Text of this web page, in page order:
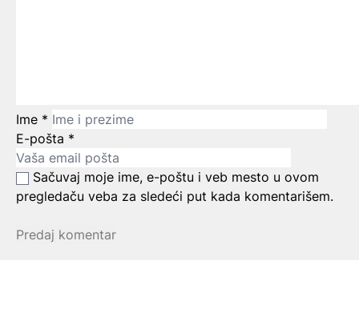
Ime *
E-pošta *
Sačuvaj moje ime, e-poštu i veb mesto u ovom
pregledaču veba za sledeći put kada komentarišem.